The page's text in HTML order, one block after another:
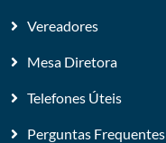
Vereadores
Mesa Diretora
Telefones Úteis
Perguntas Frequentes